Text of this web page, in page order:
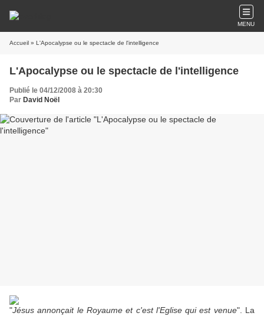
MENU
Accueil » L'Apocalypse ou le spectacle de l'intelligence
L'Apocalypse ou le spectacle de l'intelligence
Publié le 04/12/2008 à 20:30
Par David Noël
"Jésus annonçait le Royaume et c'est l'Eglise qui est venue". La